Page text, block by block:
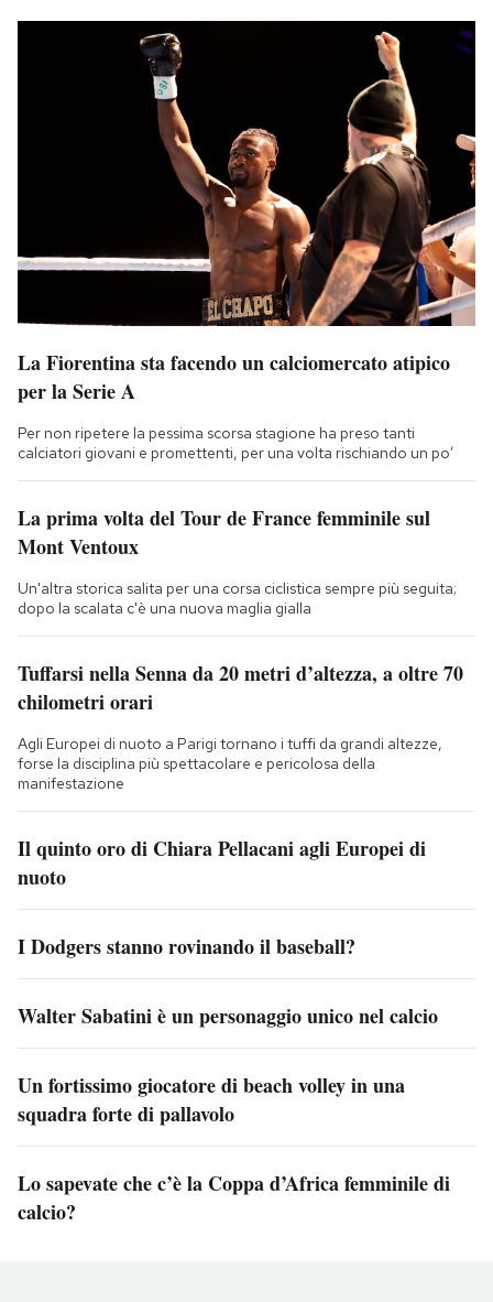
La Fiorentina sta facendo un calciomercato atipico
per la Serie A
Per non ripetere la pessima scorsa stagione ha preso tanti
calciatori giovani e promettenti, per una volta rischiando un po’
La prima volta del Tour de France femminile sul
Mont Ventoux
Un'altra storica salita per una corsa ciclistica sempre più seguita;
dopo la scalata c'è una nuova maglia gialla
Tuffarsi nella Senna da 20 metri d’altezza, a oltre 70
chilometri orari
Agli Europei di nuoto a Parigi tornano i tuffi da grandi altezze,
forse la disciplina più spettacolare e pericolosa della
manifestazione
Il quinto oro di Chiara Pellacani agli Europei di
nuoto
I Dodgers stanno rovinando il baseball?
Walter Sabatini è un personaggio unico nel calcio
Un fortissimo giocatore di beach volley in una
squadra forte di pallavolo
Lo sapevate che c’è la Coppa d’Africa femminile di
calcio?